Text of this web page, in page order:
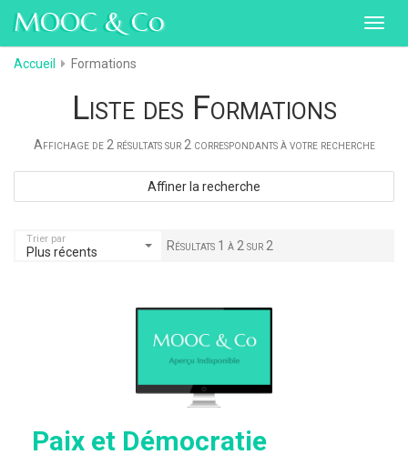
MOOC & Co
Accueil Formations
Liste des Formations
Affichage de 2 résultats sur 2 correspondants à votre recherche
Affiner la recherche
Trier par
Plus récents Résultats 1 à 2 sur 2
Paix et Démocratie